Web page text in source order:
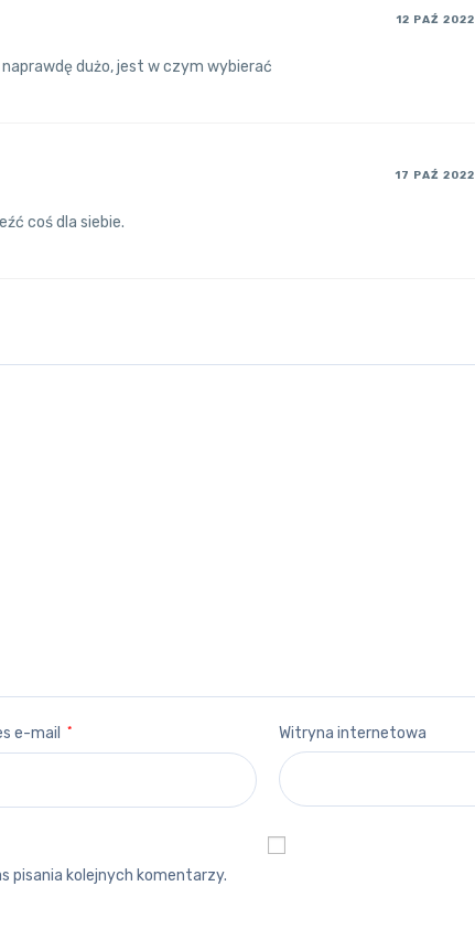
12 PAŹ 2022
dużo, jest w czym wybierać
17 PAŹ 2022
coś dla siebie.
e-mail * Witryna internetowa
pisania kolejnych komentarzy.